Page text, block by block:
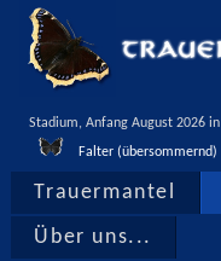
Stadium, Anfang August 2026 in
Falter (übersommernd)
Trauermantel
Über uns...